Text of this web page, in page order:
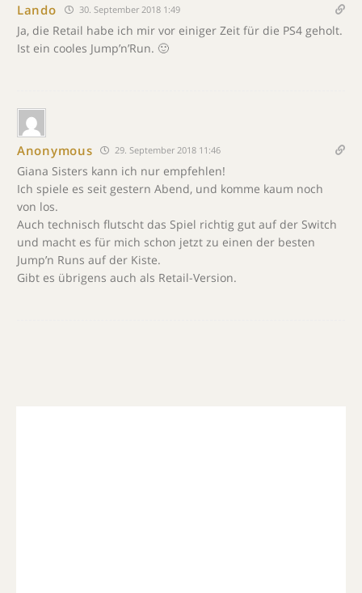
Lando 30. September 2018 1:49
Ja, die Retail habe ich mir vor einiger Zeit für die PS4 geholt.
Ist ein cooles Jump’n’Run. 🙂
Anonymous 29. September 2018 11:46
Giana Sisters kann ich nur empfehlen!
Ich spiele es seit gestern Abend, und komme kaum noch
von los.
Auch technisch flutscht das Spiel richtig gut auf der Switch
und macht es für mich schon jetzt zu einen der besten
Jump’n Runs auf der Kiste.
Gibt es übrigens auch als Retail-Version.